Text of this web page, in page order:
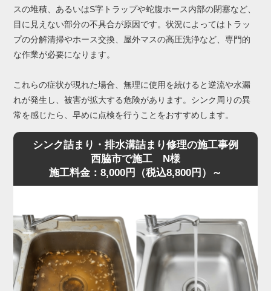
スの堆積、あるいはS字トラップや蛇腹ホース内部の閉塞など、
目に見えない部分の不具合が原因です。状況によってはトラッ
プの分解清掃やホース交換、屋外マスの高圧洗浄など、専門的
な作業が必要になります。
これらの症状が現れた場合、無理に使用を続けると逆流や水漏
れが発生し、被害が拡大する危険があります。シンク周りの異
常を感じたら、早めに点検を行うことをおすすめします。
シンク詰まり・排水溝詰まり修理の施工事例
西脇市で施工 N様
施工料金：8,000円（税込8,800円）～